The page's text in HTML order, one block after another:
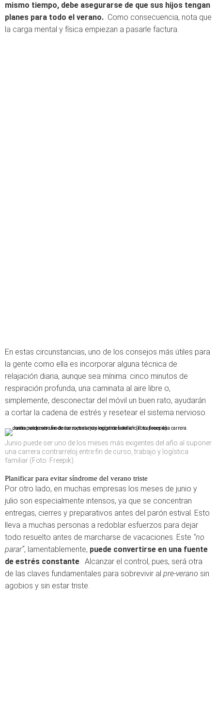
mismo tiempo, debe asegurarse de que sus hijos tengan
planes para todo el verano. Como consecuencia, nota que
la carga mental y física empiezan a pasarle factura.
En estas circunstancias, uno de los consejos más útiles para
la gente como ella es incorporar alguna técnica de
relajación diaria, aunque sea mínima: cinco minutos de
respiración profunda, una caminata al aire libre o,
simplemente, desconectar del móvil un buen rato, ayudarán
a cortar la cadena de estrés y resetear el sistema nervioso.
Junio puede ser uno de los meses más exigentes del año al suponer
una carrera contrarreloj entre fin de curso, trabajo y logística
familiar (Foto: Freepik)
Planificar para evitar síndrome del verano triste
Por otro lado, en muchas empresas los meses de junio y
julio son especialmente intensos, ya que se concentran
entregas, cierres y preparativos antes del parón estival. Esto
lleva a muchas personas a redoblar esfuerzos para dejar
todo resuelto antes de marcharse de vacaciones. Este “no
parar”, lamentablemente, puede convertirse en una fuente
de estrés constante. Alcanzar el control, pues, será otra
de las claves fundamentales para sobrevivir al pre-verano sin
agobios y sin estar triste.